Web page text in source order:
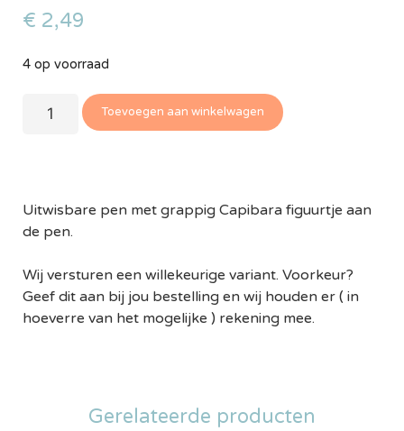
€ 2,49
4 op voorraad
Toevoegen aan winkelwagen
Uitwisbare pen met grappig Capibara figuurtje aan
de pen.
Wij versturen een willekeurige variant. Voorkeur?
Geef dit aan bij jou bestelling en wij houden er ( in
hoeverre van het mogelijke ) rekening mee.
Gerelateerde producten